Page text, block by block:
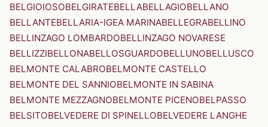
BELGIOIOSOBELGIRATEBELLABELLAGIOBELLANO
BELLANTEBELLARIA-IGEA MARINABELLEGRABELLINO
BELLINZAGO LOMBARDOBELLINZAGO NOVARESE
BELLIZZIBELLONABELLOSGUARDOBELLUNOBELLUSCO
BELMONTE CALABROBELMONTE CASTELLO
BELMONTE DEL SANNIOBELMONTE IN SABINA
BELMONTE MEZZAGNOBELMONTE PICENOBELPASSO
BELSITOBELVEDERE DI SPINELLOBELVEDERE LANGHE